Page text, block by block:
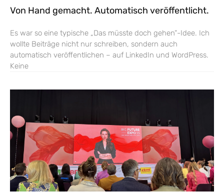
Von Hand gemacht. Automatisch veröffentlicht.
Es war so eine typische „Das müsste doch gehen“-Idee. Ich
wollte Beiträge nicht nur schreiben, sondern auch
automatisch veröffentlichen – auf LinkedIn und WordPress.
Keine